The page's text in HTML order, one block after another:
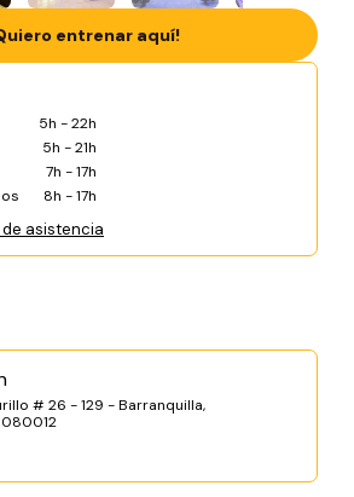
5h - 22h
5h - 21h
7h - 17h
8h - 17h
asistencia
# 26 - 129 - Barranquilla,
entrenar aquí!